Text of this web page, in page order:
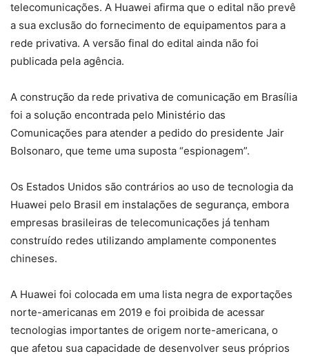
telecomunicações. A Huawei afirma que o edital não prevê
a sua exclusão do fornecimento de equipamentos para a
rede privativa. A versão final do edital ainda não foi
publicada pela agência.
A construção da rede privativa de comunicação em Brasília
foi a solução encontrada pelo Ministério das
Comunicações para atender a pedido do presidente Jair
Bolsonaro, que teme uma suposta “espionagem”.
Os Estados Unidos são contrários ao uso de tecnologia da
Huawei pelo Brasil em instalações de segurança, embora
empresas brasileiras de telecomunicações já tenham
construído redes utilizando amplamente componentes
chineses.
A Huawei foi colocada em uma lista negra de exportações
norte-americanas em 2019 e foi proibida de acessar
tecnologias importantes de origem norte-americana, o
que afetou sua capacidade de desenvolver seus próprios